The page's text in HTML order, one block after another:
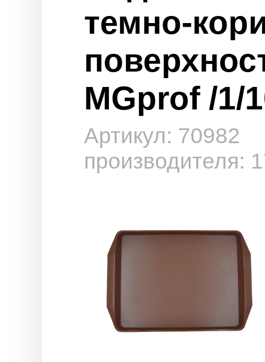
темно-
MGprof /1/
Артикул: 70982
производителя: